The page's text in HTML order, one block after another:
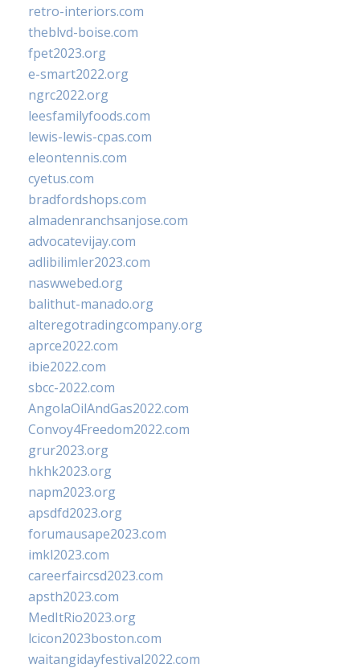
retro-interiors.com
theblvd-boise.com
fpet2023.org
e-smart2022.org
ngrc2022.org
leesfamilyfoods.com
lewis-lewis-cpas.com
eleontennis.com
cyetus.com
bradfordshops.com
almadenranchsanjose.com
advocatevijay.com
adlibilimler2023.com
naswwebed.org
balithut-manado.org
alteregotradingcompany.org
aprce2022.com
ibie2022.com
sbcc-2022.com
AngolaOilAndGas2022.com
Convoy4Freedom2022.com
grur2023.org
hkhk2023.org
napm2023.org
apsdfd2023.org
forumausape2023.com
imkl2023.com
careerfaircsd2023.com
apsth2023.com
MedItRio2023.org
lcicon2023boston.com
waitangidayfestival2022.com